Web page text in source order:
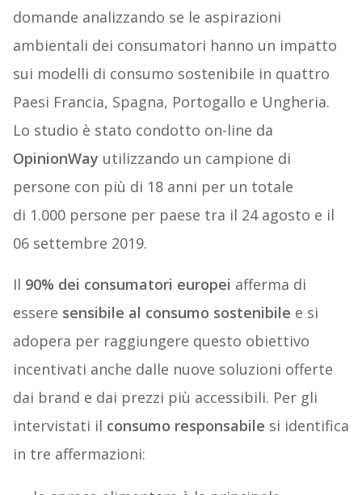
domande analizzando se le aspirazioni
ambientali dei consumatori hanno un impatto
sui modelli di consumo sostenibile in quattro
Paesi Francia, Spagna, Portogallo e Ungheria.
Lo studio è stato condotto on-line da
OpinionWay utilizzando un campione di
persone con più di 18 anni per un totale
di 1.000 persone per paese tra il 24 agosto e il
06 settembre 2019.
Il 90% dei consumatori europei afferma di
essere sensibile al consumo sostenibile e si
adopera per raggiungere questo obiettivo
incentivati anche dalle nuove soluzioni offerte
dai brand e dai prezzi più accessibili. Per gli
intervistati il consumo responsabile si identifica
in tre affermazioni: